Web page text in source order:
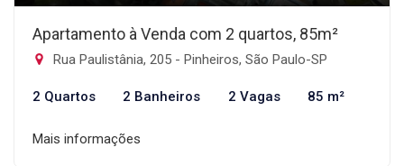
Apartamento à Venda com 2 quartos, 85m²
Rua Paulistânia, 205 - Pinheiros, São Paulo-SP
2 Quartos 2 Banheiros 2 Vagas 85 m²
Mais informações